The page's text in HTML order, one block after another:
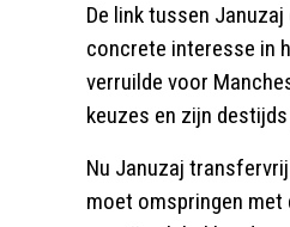
De link tussen
concrete interesse in
verruilde voor
keuzes en zijn
Nu Januzaj
moet omspringen